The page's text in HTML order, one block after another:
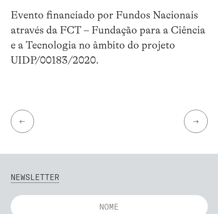
Evento financiado por Fundos Nacionais
através da FCT – Fundação para a Ciência
e a Tecnologia no âmbito do projeto
UIDP/00183/2020.
← →
NEWSLETTER